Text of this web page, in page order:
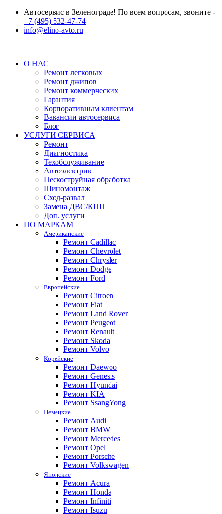
Автосервис в Зеленограде! По всем вопросам, звоните -
+7 (495) 532-47-74
info@elino-avto.ru
О НАС
Ремонт легковых
Ремонт джипов
Ремонт коммерческих
Гарантия
Корпоративным клиентам
Вакансии автосервиса
Блог
УСЛУГИ СЕРВИСА
Ремонт
Диагностика
Техобслуживание
Автоэлектрик
Пескоструйная обработка
Шиномонтаж
Сход-развал
Замена ДВС/КПП
Доп. услуги
ПО МАРКАМ
Американские
Ремонт Cadillac
Ремонт Chevrolet
Ремонт Chrysler
Ремонт Dodge
Ремонт Ford
Европейские
Ремонт Citroen
Ремонт Fiat
Ремонт Land Rover
Ремонт Peugeot
Ремонт Renault
Ремонт Skoda
Ремонт Volvo
Корейские
Ремонт Daewoo
Ремонт Genesis
Ремонт Hyundai
Ремонт KIA
Ремонт SsangYong
Немецкие
Ремонт Audi
Ремонт BMW
Ремонт Mercedes
Ремонт Opel
Ремонт Porsche
Ремонт Volkswagen
Японские
Ремонт Acura
Ремонт Honda
Ремонт Infiniti
Ремонт Isuzu